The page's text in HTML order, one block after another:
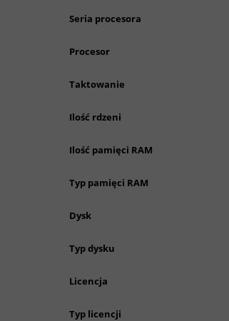
Seria procesora
Procesor
Taktowanie
Ilość rdzeni
Ilość pamięci RAM
Typ pamięci RAM
Dysk
Typ dysku
Licencja
Typ licencji